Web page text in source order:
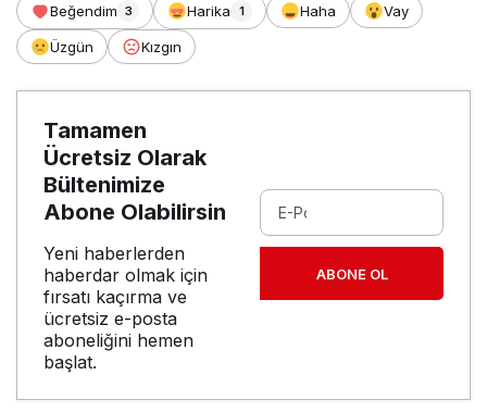
Beğendim 3 Harika 1 Haha Vay
Üzgün Kızgın
Tamamen
Ücretsiz Olarak
Bültenimize
Abone Olabilirsin
Yeni haberlerden
haberdar olmak için
fırsatı kaçırma ve
ücretsiz e-posta
aboneliğini hemen
başlat.
ABONE OL